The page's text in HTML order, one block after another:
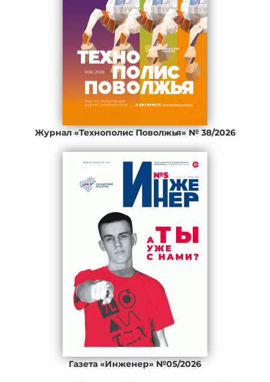
Журнал «Технополис Поволжья» № 38/2026
Газета «Инженер» №05/2026